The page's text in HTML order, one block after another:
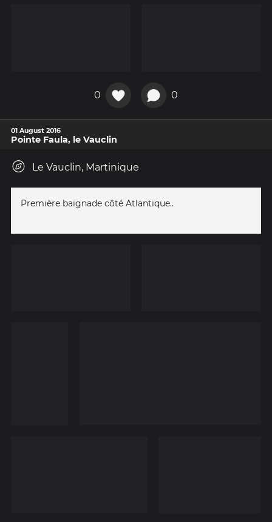
0 0
01 August 2016
Pointe Faula, le Vauclin
Le Vauclin, Martinique
Première baignade côté Atlantique..